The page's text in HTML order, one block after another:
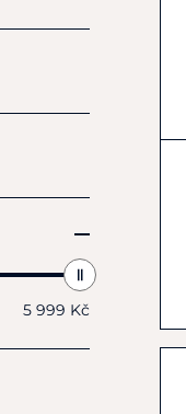
5 999 Kč